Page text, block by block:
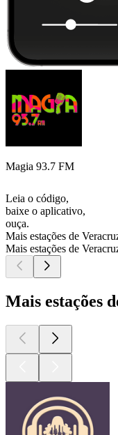
Magia 93.7 FM
Leia o código,
baixe o aplicativo,
ouça.
Mais estações de
Mais estações de
Mais estações